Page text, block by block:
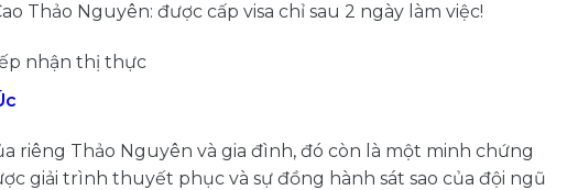
Thảo Nguyên: được cấp visa chỉ sau 2 ngày làm việc!
nhận thị thực
riêng Thảo Nguyên và gia đình, đó còn là một minh chứng
giải trình thuyết phục và sự đồng hành sát sao của đội ngũ